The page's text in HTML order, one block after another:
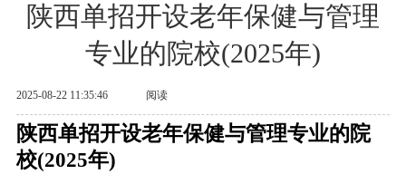
陕西单招开设老年保健与管理
专业的院校(2025年)
2025-08-22 11:35:46 阅读
陕西单招开设老年保健与管理专业的院
校(2025年)